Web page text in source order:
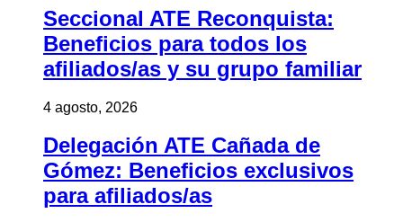
Seccional ATE Reconquista:
Beneficios para todos los
afiliados/as y su grupo familiar
4 agosto, 2026
Delegación ATE Cañada de
Gómez: Beneficios exclusivos
para afiliados/as